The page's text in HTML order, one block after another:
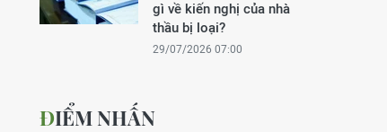
gì về kiến nghị của nhà
thầu bị loại?
29/07/2026 07:00
ĐIỂM NHẤN